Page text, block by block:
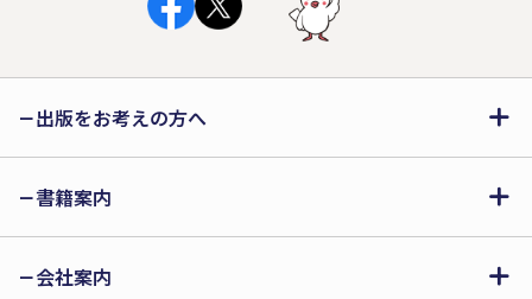
出版をお考えの方へ
書籍案内
会社案内